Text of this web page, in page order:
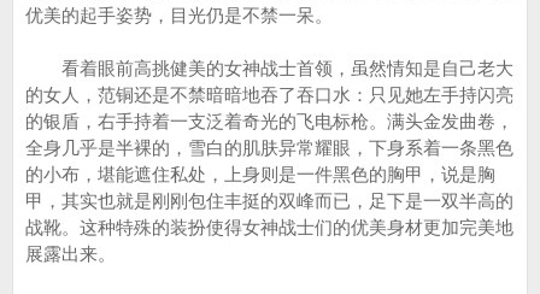
优美的起手姿势，目光仍是不禁一呆。
看着眼前高挑健美的女神战士首领，虽然情知是自己老大
的女人，范铜还是不禁暗暗地吞了吞口水：只见她左手持闪亮
的银盾，右手持着一支泛着奇光的飞电标枪。满头金发曲卷，
全身几乎是半裸的，雪白的肌肤异常耀眼，下身系着一条黑色
的小布，堪能遮住私处，上身则是一件黑色的胸甲，说是胸
甲，其实也就是刚刚包住丰挺的双峰而已，足下是一双半高的
战靴。这种特殊的装扮使得女神战士们的优美身材更加完美地
展露出来。